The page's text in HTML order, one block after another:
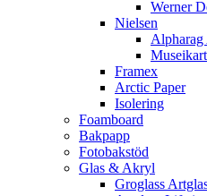
Werner
Nielsen
Alpharag
Framex
Arctic Paper
Isolering
Foamboard
Bakpapp
Fotobakstöd
Glas & Akryl
Groglass